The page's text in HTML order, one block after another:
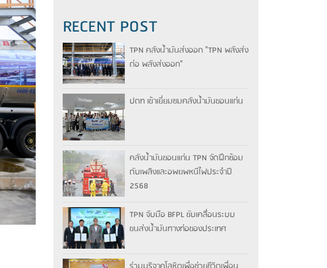
RECENT POST
TPN คลังน้ำมันส่งออก "TPN พลังส่ง
ต่อ พลังส่งออก"
ปตท เข้าเยี่ยมชมคลังน้ำมันขอนแก่น
คลังน้ำมันขอนแก่น TPN จัดฝึกซ้อม
ดับเพลิงและอพยพหนีไฟประจำปี
2568
TPN จับมือ BFPL ขับเคลื่อนระบบ
ขนส่งน้ำมันทางท่อของประเทศ